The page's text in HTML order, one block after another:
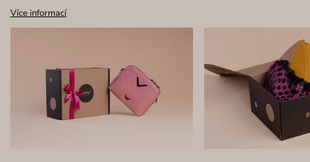
Více informací